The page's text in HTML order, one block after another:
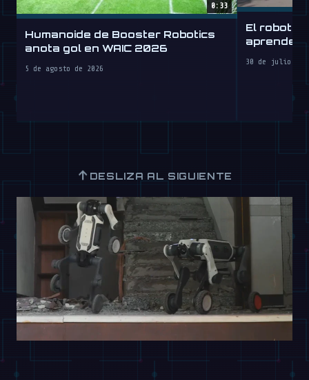
0:33
Humanoide de Booster Robotics
anota gol en WAIC 2026
5 de agosto de 2026
El robot
aprende a
30 de julio de
↑ DESLIZA AL SIGUIENTE